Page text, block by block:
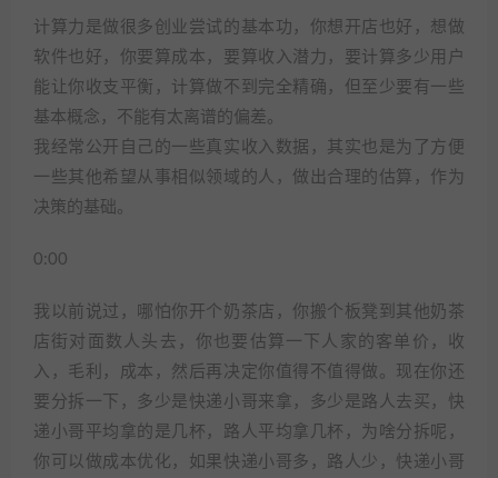
计算力是做很多创业尝试的基本功，你想开店也好，想做
软件也好，你要算成本，要算收入潜力，要计算多少用户
能让你收支平衡，计算做不到完全精确，但至少要有一些
基本概念，不能有太离谱的偏差。
我经常公开自己的一些真实收入数据，其实也是为了方便
一些其他希望从事相似领域的人，做出合理的估算，作为
决策的基础。
0:00
我以前说过，哪怕你开个奶茶店，你搬个板凳到其他奶茶
店街对面数人头去，你也要估算一下人家的客单价，收
入，毛利，成本，然后再决定你值得不值得做。现在你还
要分拆一下，多少是快递小哥来拿，多少是路人去买，快
递小哥平均拿的是几杯，路人平均拿几杯，为啥分拆呢，
你可以做成本优化，如果快递小哥多，路人少，快递小哥